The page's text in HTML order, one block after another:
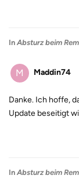
In Absturz beim
M Maddin74
Danke. Ich hoffe,
Update beseitigt
In Absturz beim